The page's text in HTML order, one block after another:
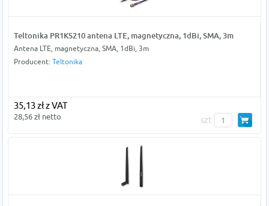
Teltonika PR1KS210 antena LTE, magnetyczna, 1dBi, SMA, 3m
Antena LTE, magnetyczna, SMA, 1dBi, 3m
Producent: Teltonika
35,13 zł z VAT
28,56 zł netto szt